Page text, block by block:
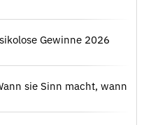
Gewinne 2026
sie Sinn macht, wann